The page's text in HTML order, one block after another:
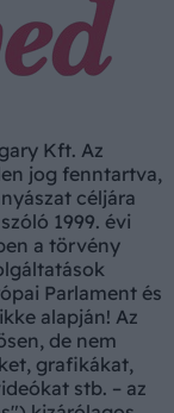
Kft. Az
jog fenntartva,
céljára
1999. évi
a törvény
Parlament és
alapján! Az
de nem
grafikákat,
stb. – az